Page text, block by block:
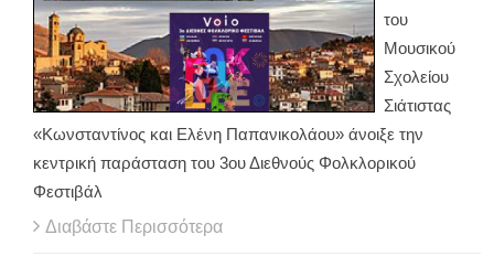
του
Μουσικού
Σχολείου
Σιάτιστας
«Κωνσταντίνος και Ελένη Παπανικολάου» άνοιξε την
κεντρική παράσταση του 3ου Διεθνούς Φολκλορικού
Φεστιβάλ
Διαβάστε Περισσότερα